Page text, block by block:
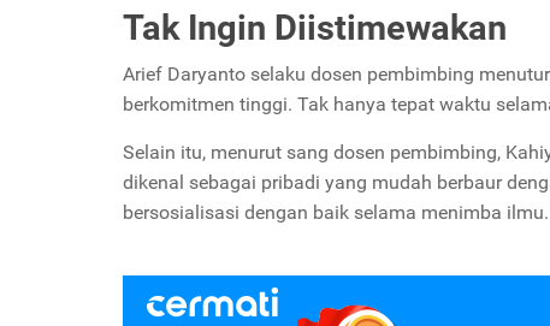
Tak Ingin Diistimewakan
Arief Daryanto selaku dosen pembimbing
berkomitmen tinggi. Tak hanya tepat waktu
Selain itu, menurut sang dosen pembimbing,
dikenal sebagai pribadi yang mudah berbaur
bersosialisasi dengan baik selama menimba